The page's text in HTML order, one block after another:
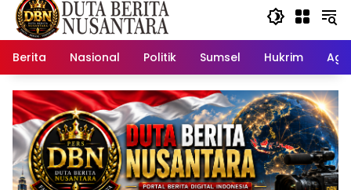
Berita Nasional Politik Sumsel Hukrim